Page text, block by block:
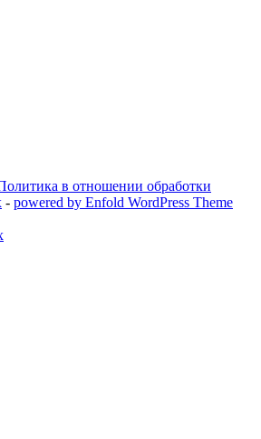
в отношении обработки
- powered by Enfold WordPress Theme